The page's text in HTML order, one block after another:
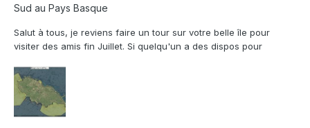
Sud au Pays Basque
Salut à tous, je reviens faire un tour sur votre belle île pour
visiter des amis fin Juillet. Si quelqu'un a des dispos pour
c'est avec plaisir. J'ai regardé sur le net, mais j'ai du mal à
trouver une carte potable des zones en réserve,...